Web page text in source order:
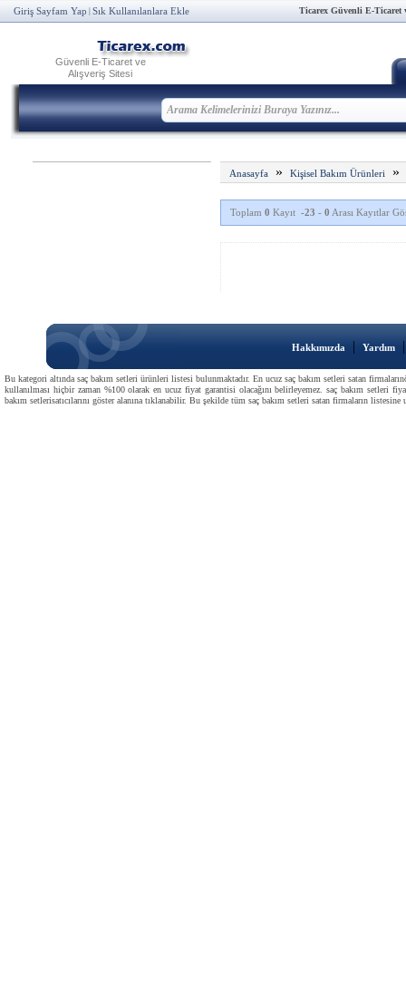
Giriş Sayfam Yap Sık Kullanılanlara Ekle Ticarex Güvenli E-Ticaret
Güvenli E-Ticaret ve
Alışveriş Sitesi
Anasayfa » Kişisel Bakım Ürünleri »
Toplam 0 Kayıt -23 - 0 Arası Kayıtlar
Hakkımızda | Yardım
Bu kategori altında saç bakım setleri ürünleri listesi bulunmaktadır. En ucuz saç bakım setleri satan
kullanılması hiçbir zaman %100 olarak en ucuz fiyat garantisi olacağını belirleyemez. saç bakım setleri
bakım setlerisatıcılarını göster alanına tıklanabilir. Bu şekilde tüm saç bakım setleri satan firmaların listesine